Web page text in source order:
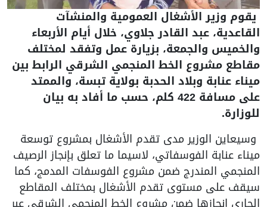
يقوم وزير الأشغال العمومية والمنشآت
القاعدية، عبد القادر جلاوي، خلال أيام الأربعاء
والخميس والجمعة، بزيارة عمل وتفقد لمختلف
مقاطع مشروع الخط المنجمي الشرقي الرابط بين
ميناء عنابة وبلاد الحدبة بولاية تبسة، والممتد
على مسافة 422 كلم، حسب ما أفاد به بيان
للوزارة.
وسيعاين الوزير مدى تقدم الأشغال بمشروع توسعة
ميناء عنابة الفوسفاتي، لاسيما ما تعلق بإنجاز الرصيف
المنجمي المندرج ضمن مشروع الفوسفات المدمج، كما
سيقف على مستوى تقدم الأشغال بمختلف المقاطع